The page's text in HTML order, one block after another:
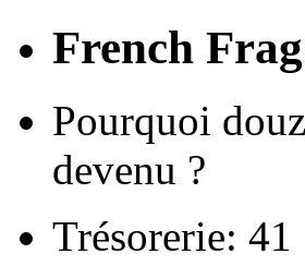
French
Pourquoi
devenu ?
Trésorerie: